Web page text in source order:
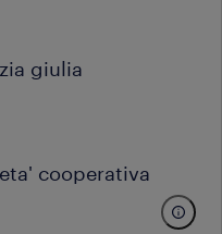
giulia
cooperativa